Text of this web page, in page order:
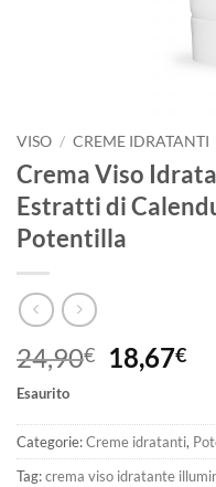
VISO / CREME IDRATANTI
Crema Viso
Estratti di
Potentilla
24,90€
Il
prezzo
era:
24,90€.
18,67€Il
è:
Esaurito
Categorie:Creme idratanti,
Tag:crema viso idratante